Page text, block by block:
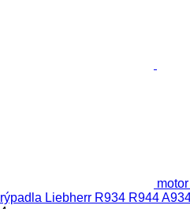
rýpadla Liebherr R934 R944